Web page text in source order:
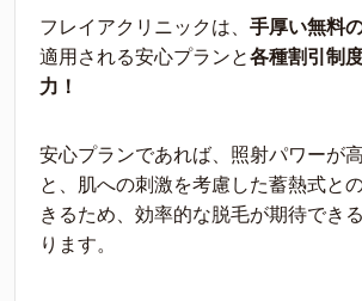
フレイアクリニックは、 手厚い無料
適用される安心プランと各種割引制
力！
安心プランであれば、照射パワーが
と、肌への刺激を考慮した蓄熱式と
きるため、効率的な脱毛が期待でき
ります。